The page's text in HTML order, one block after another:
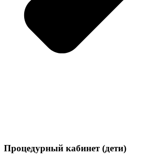
Процедурный кабинет (дети)